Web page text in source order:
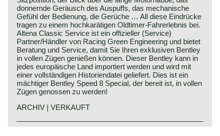
donnernde Geräusch des Auspuffs, das mechanische
Gefühl der Bedienung, die Gerüche … All diese Eindrücke
tragen zu einem hochkarätigen Oldtimer-Fahrerlebnis bei.
Altena Classic Service ist ein offizieller (Service)
Partner/Händler von Racing Green Engineering und bietet
Beratung und Service, damit Sie Ihren exklusiven Bentley
in vollen Zügen genießen können. Dieser Bentley kann in
jedes europäische Land importiert werden und wird mit
einer vollständigen Historiendatei geliefert. Dies ist ein
mächtiger Bentley Speed 8 Special, der bereit ist, in vollen
Zügen genossen zu werden!
ARCHIV | VERKAUFT
This Bentley is a unique custom built special of which we
Bentley history 1919 - 1931